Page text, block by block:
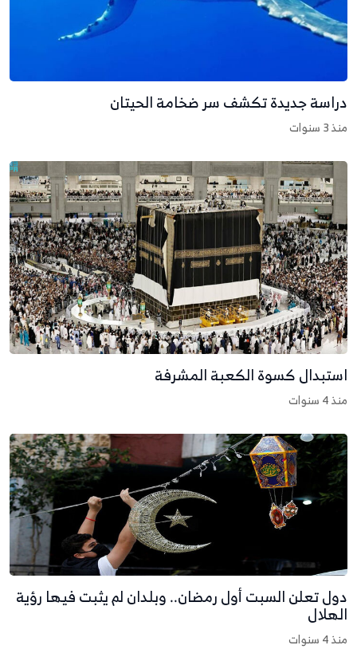
جديدة تكشف سر ضخامة الحيتان
3 سنوات
كسوة الكعبة المشرفة
4 سنوات
تعلن السبت أول رمضان.. وبلدان لم يثبت فيها رؤية
4 سنوات